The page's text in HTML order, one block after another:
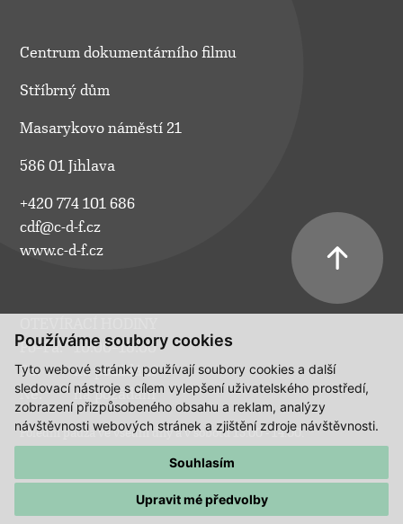
Používáme soubory cookies
Tyto webové stránky používají soubory cookies a další
sledovací nástroje s cílem vylepšení uživatelského prostředí,
zobrazení přizpůsobeného obsahu a reklam, analýzy
návštěvnosti webových stránek a zjištění zdroje návštěvnosti.
Souhlasím
Upravit mé předvolby
Centrum dokumentárního filmu
Stříbrný dům
Masarykovo náměstí 21
586 01 Jihlava
+420 774 101 686
cdf@c-d-f.cz
www.c-d-f.cz
Po–Pá:
10.00–18.00
So:
na požádání
Ne:
na požádání
Polední pauza ve všední dny a v sobotu 13:00 - 14:00.